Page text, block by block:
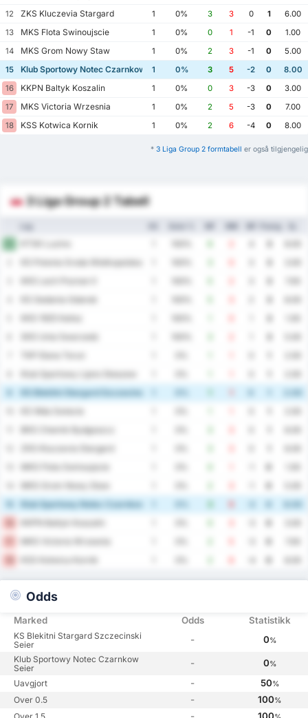
12
ZKS Kluczevia Stargard 1 0% 3 3 0 1
6.00
13
MKS Flota Swinoujscie 1 0% 0 1 -1 0
1.00
14
MKS Grom Nowy Staw 1 0% 2 3 -1 0
5.00
15
Klub Sportowy Notec Czarnkow 1 0% 3 5 -2 0
8.00
16
KKPN Baltyk Koszalin 1 0% 0 3 -3 0
3.00
17
MKS Victoria Wrzesnia 1 0% 2 5 -3 0
7.00
18
KSS Kotwica Kornik 1 0% 2 6 -4 0 8.00
* 3 Liga Group 2 formtabell er også tilgjengelig
3 Liga Group 2 Tabell
KS Polonia Sroda Wielkopolska
KS Blekitni Stargard Szczecinski
BKS Chemik Bydgoszcz
ZKS Kluczevia Stargard
Klub Sportowy Notec Czarnkow
Odds
Marked Odds Statistikk
KS Blekitni Stargard Szczecinski
Seier
- 0%
Klub Sportowy Notec Czarnkow
Seier
- 0%
Uavgjort - 50%
Over 0.5 - 100%